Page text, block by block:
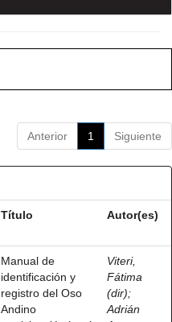
Anterior 1 Siguiente
Título Autor(es)
Manual de
identificación y
registro del Oso
Andino
Viteri,
Fátima
(dir);
Adrián